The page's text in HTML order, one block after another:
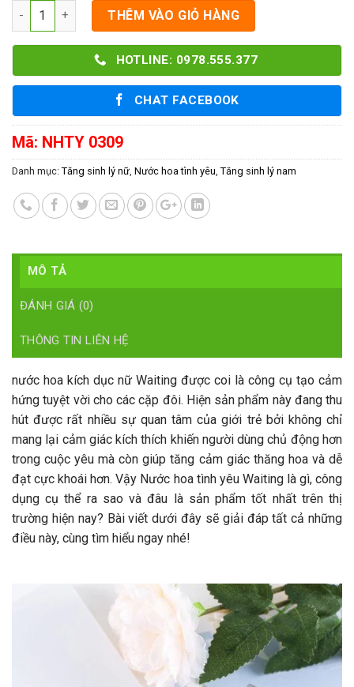
Số lượng THÊM VÀO GIỎ HÀNG
HOTLINE: 0978.555.377
CHAT FACEBOOK
Mã: NHTY 0309
Danh mục: Tăng sinh lý nữ Nước hoa tình yêu Tăng sinh lý nam
MÔ TẢ
ĐÁNH GIÁ (0)
THÔNG TIN LIÊN HỆ
nước hoa kích dục nữ Waiting được coi là công cụ tạo cảm
hứng tuyệt vời cho các cặp đôi. Hiện sản phẩm này đang thu
hút được rất nhiều sự quan tâm của giới trẻ bởi không chỉ
mang lại cảm giác kích thích khiến người dùng chủ động hơn
trong cuộc yêu mà còn giúp tăng cảm giác thăng hoa và dễ
đạt cực khoái hơn. Vậy Nước hoa tình yêu Waiting là gì, công
dụng cụ thể ra sao và đâu là sản phẩm tốt nhất trên thị
trường hiện nay? Bài viết dưới đây sẽ giải đáp tất cả những
điều này, cùng tìm hiểu ngay nhé!